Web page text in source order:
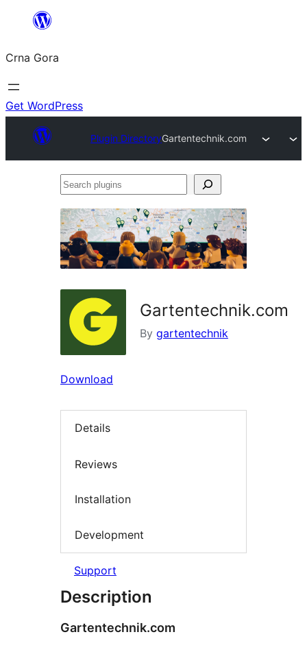
content
Crna Gora
Get WordPress
Plugin DirectoryGartentechnik.com
Search
Gartentechnik.com
By gartentechnik
Download
Details
Reviews
Installation
Development
Support
Description
Gartentechnik.com